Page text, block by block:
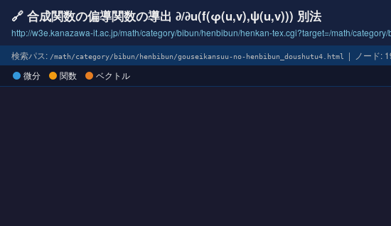
🔗 合成関数の偏導関数の導出 ∂/∂u(f(φ(u,v),ψ(u,v))) 別法
http://w3e.kanazawa-it.ac.jp/math/category/bibun/henbibun/henkan-tex.cgi?target=/math/
検索パス: /math/category/bibun/henbibun/gouseikansuu-no-henbibun_doushutu4.html | ノード:
微分 関数 ベクトル